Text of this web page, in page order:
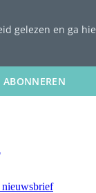
gelezen en ga
ABONNEREN